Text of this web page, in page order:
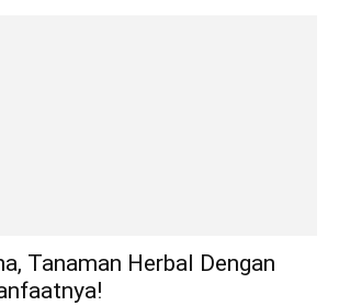
Tanaman Herbal Dengan